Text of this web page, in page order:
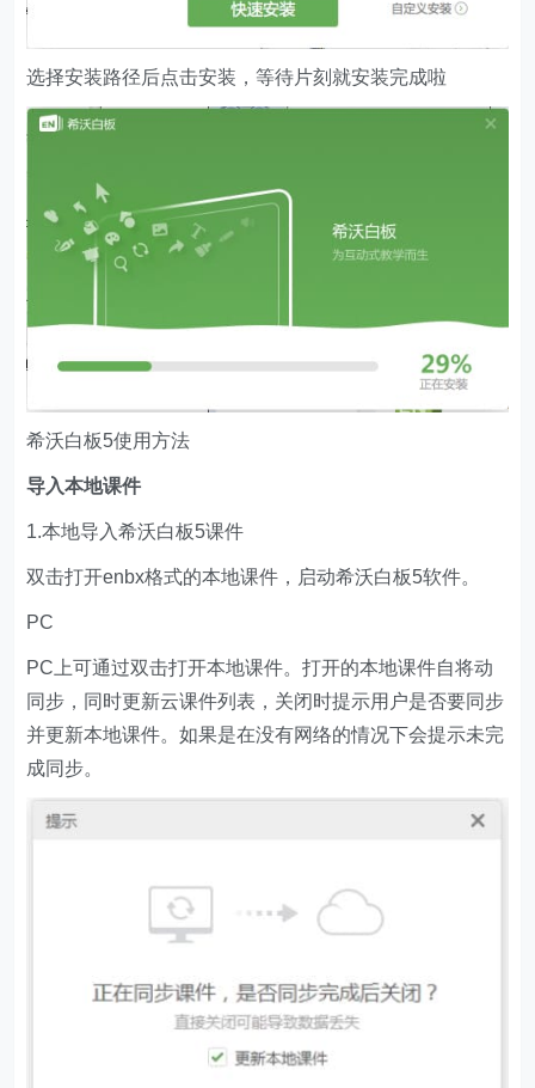
选择安装路径后点击安装，等待片刻就安装完成啦
希沃白板5使用方法
导入本地课件
1.本地导入希沃白板5课件
双击打开enbx格式的本地课件，启动希沃白板5软件。
PC
PC上可通过双击打开本地课件。打开的本地课件自将动
同步，同时更新云课件列表，关闭时提示用户是否要同步
并更新本地课件。如果是在没有网络的情况下会提示未完
成同步。